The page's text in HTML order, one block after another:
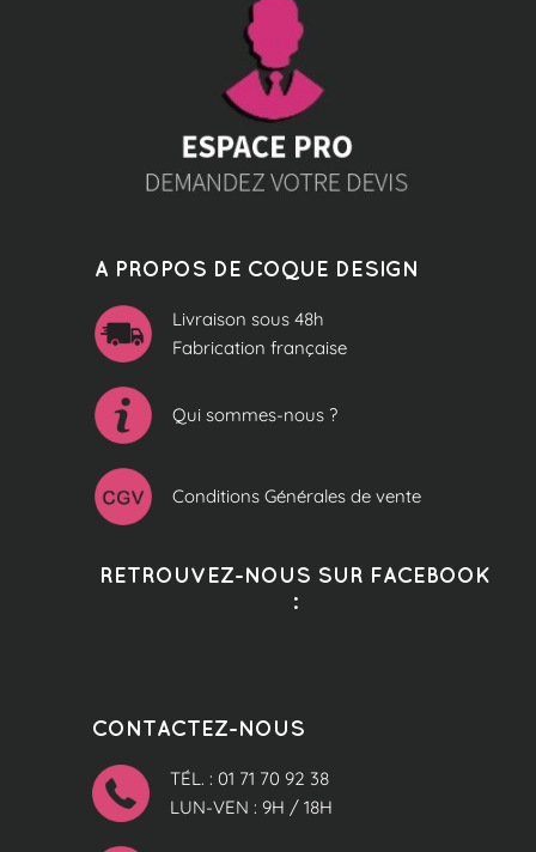
A PROPOS DE COQUE DESIGN
Livraison sous 48h
Fabrication française
Qui sommes-nous ?
Conditions Générales de vente
RETROUVEZ-NOUS SUR FACEBOOK
:
CONTACTEZ-NOUS
TÉL. : 01 71 70 92 38
LUN-VEN : 9H / 18H